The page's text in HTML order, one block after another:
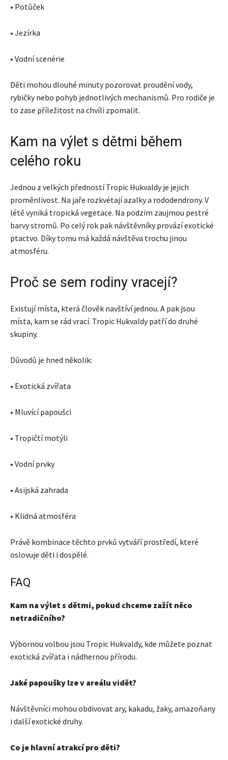
• Potůček
• Jezírka
• Vodní scenérie
Děti mohou dlouhé minuty pozorovat proudění vody,
rybičky nebo pohyb jednotlivých mechanismů. Pro rodiče je
to zase příležitost na chvíli zpomalit.
Kam na výlet s dětmi během
celého roku
Jednou z velkých předností Tropic Hukvaldy je jejich
proměnlivost. Na jaře rozkvétají azalky a rododendrony. V
létě vyniká tropická vegetace. Na podzim zaujmou pestré
barvy stromů. Po celý rok pak návštěvníky provází exotické
ptactvo. Díky tomu má každá návštěva trochu jinou
atmosféru.
Proč se sem rodiny vracejí?
Existují místa, která člověk navštíví jednou. A pak jsou
místa, kam se rád vrací. Tropic Hukvaldy patří do druhé
skupiny.
Důvodů je hned několik:
• Exotická zvířata
• Mluvící papoušci
• Tropičtí motýli
• Vodní prvky
• Asijská zahrada
• Klidná atmosféra
Právě kombinace těchto prvků vytváří prostředí, které
oslovuje děti i dospělé.
FAQ
Kam na výlet s dětmi, pokud chceme zažít něco
netradičního?
Výbornou volbou jsou Tropic Hukvaldy, kde můžete poznat
exotická zvířata i nádhernou přírodu.
Jaké papoušky lze v areálu vidět?
Návštěvníci mohou obdivovat ary, kakadu, žaky, amazoňany
i další exotické druhy.
Co je hlavní atrakcí pro děti?